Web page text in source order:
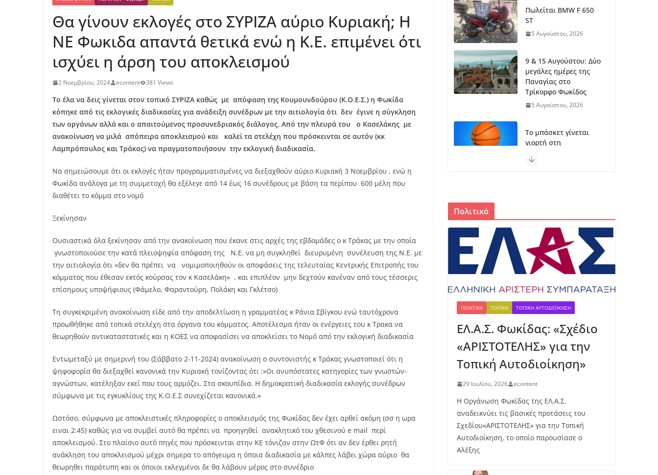
Θα γίνουν εκλογές στο ΣΥΡΙΖΑ αύριο Κυριακή; Η
ΝΕ Φωκιδα απαντά θετικά ενώ η Κ.Ε. επιμένει ότι
ισχύει η άρση του αποκλεισμού
2 Νοεμβρίου, 2024 econtent 381 Views
Το έλα να δεις γίνεται στον τοπικό ΣΥΡΙΖΑ καθώς με απόφαση της Κουμουνδούρου (Κ.Ο.Ε.Σ.) η Φωκίδα
κόπηκε από τις εκλογικές διαδικασίες για ανάδειξη συνέδρων με την αιτιολογία ότι δεν έγινε η σύγκληση
των οργάνων αλλά και ο απαιτούμενος προσυνεδριακός διάλογος. Από την πλευρά του ο Κασελάκης με
ανακοίνωση να μιλά απόπειρα αποκλεισμού και καλεί τα στελέχη που πρόσκεινται σε αυτόν (κκ
Λαμπρόπουλος και Τράκας) να πραγματοποιήσουν την εκλογική διαδικασία.
Να σημειώσουμε ότι οι εκλογές ήταν προγραμματισμένες να διεξαχθούν αύριο Κυριακή 3 Νοεμβρίου , ενώ η
Φωκίδα ανάλογα με τη συμμετοχή θα εξέλεγε από 14 έως 16 συνέδρους με βάση τα περίπου 600 μέλη που
διαθέτει το κόμμα στο νομό
Ξεκίνησαν
Ουσιαστικά όλα ξεκίνησαν από την ανακοίνωση που έκανε στις αρχές της εβδομάδες ο κ Τράκας με την οποία
γνωστοποιούσε την κατά πλειοψηφία απόφαση της Ν.Ε. να μη συγκληθεί διευρυμένη συνέλευση της Ν.Ε. με
την αιτιολογία ότι «δεν θα πρέπει να νομιμοποιηθούν οι αποφάσεις της τελευταίας Κεντρικής Επιτροπής του
κόμματος που έθεσαν εκτός κούρσας τον κ Κασελάκη» , και επιπλέον μην δεχτούν κανέναν από τους τέσσερις
επίσημους υποψήφιους (Φάμελο, Φαραντούρη, Πολάκη και Γκλέτσο)
Τη συγκεκριμένη ανακοίνωση είδε από την αποδελτίωση η γραμματέας κ Ράνια Σβίγκου ενώ ταυτόχρονα
προωθήθηκε από τοπικά στελέχη στα όργανα του κόμματος. Αποτέλεσμα ήταν οι ενέργειες του κ Τρακα να
θεωρηθούν αντικαταστατικές και η ΚΟΕΣ να αποφασίσει να αποκλείσει το Νομό από την εκλογική διαδικασία
Εντωμεταξύ με σημερινή του (Σάββατο 2-11-2024) ανακοίνωση ο συντονιστής κ Τράκας γνωστοποιεί ότι η
ψηφοφορία θα διεξαχθεί κανονικά την Κυριακή τονίζοντας ότι :»Οι ανυπόστατες κατηγορίες των γνωστών-
αγνώστων, κατέληξαν εκεί που τους αρμόζει. Στα σκουπίδια. Η δημοκρατική διαδικασία εκλογής συνέδρων
σύμφωνα με τις εγκυκλίους της Κ.Ο.Ε.Σ συνεχίζεται κανονικά.»
Ωστόσο, σύμφωνα με αποκλειστικές πληροφορίες ο αποκλεισμός της Φωκίδας δεν έχει αρθεί ακόμη (σσ η ωρα
ειναι 2:45) καθώς για να συμβεί αυτό θα πρέπει να προηγηθεί ανακλητικό του χθεσινού e mail περί
αποκλεισμού. Στο πλαίσιο αυτό πηγές που πρόσκεινται στην ΚΕ τόνιζαν στην ΩτΦ ότι αν δεν έρθει ρητή
ανάκληση του αποκλεισμού μέχρι σημερα το απόγευμα η όποια διαδικασία με κάλπες λάβει χώρα αύριο θα
θεωρηθει παράτυπη και οι όποιοι εκλεγμένοι δε θα λάβουν μέρος στο συνέδριο
Πωλείται BMW F 650
ST
5 Αυγούστου, 2026
9 & 15 Αυγούστου: Δύο
μεγάλες ημέρες της
Παναγίας στο
Τρίκορφο Φωκίδος
5 Αυγούστου, 2026
Το μπάσκετ γίνεται
γιορτή στη
(Καστράκι)
4 Αυγούστου, 2026
Δελτιο τυπου δημου
Δωρίδας για την
πυρκαγια
Δ.Τ. :Συνεχίζονται οι
παρεμβάσεις του
Δήμου Δωρίδος για τη
στήριξη των
πληγέντων
Πολιτικά
ΠΟΛΙΤΙΚΆ ΤΟΠΙΚΆ ΤΟΠΙΚΉ ΑΥΤΟΔΙΟΊΚΗΣΗ
ΕΛ.Α.Σ. Φωκίδας: «Σχέδιο
«ΑΡΙΣΤΟΤΕΛΗΣ» για την
Τοπική Αυτοδιοίκηση»
29 Ιουλίου, 2026 econtent
Η Οργάνωση Φωκίδας της ΕΛ.Α.Σ.
αναδεικνύει τις βασικές προτάσεις του
Σχεδίου«ΑΡΙΣΤΟΤΕΛΗΣ» για την Τοπική
Αυτοδιοίκηση, το οποίο παρουσίασε ο
Αλέξης